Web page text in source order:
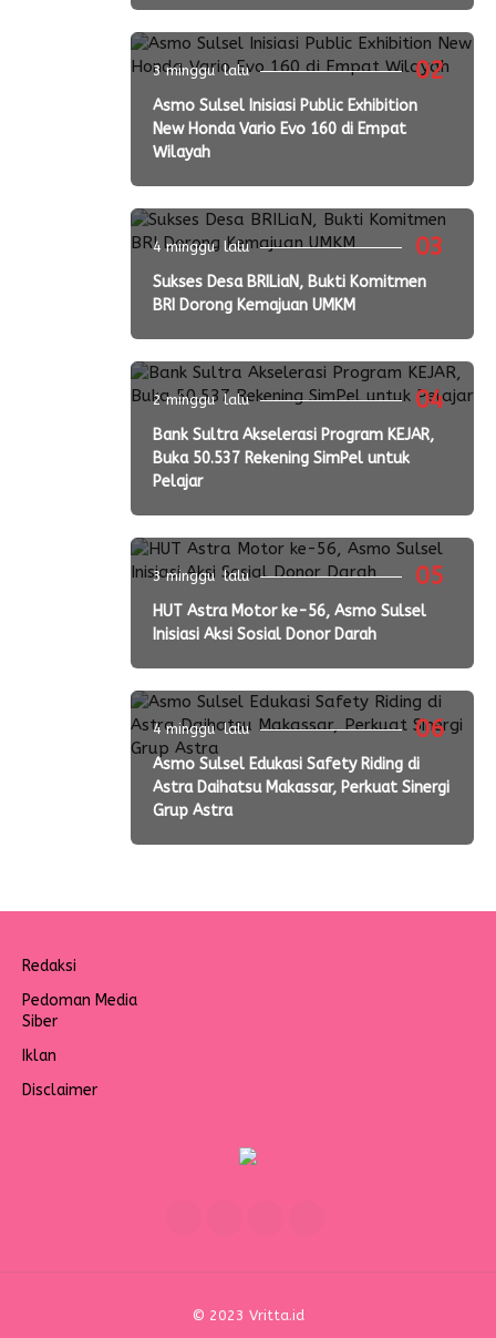
02
3 minggu lalu
Asmo Sulsel Inisiasi Public Exhibition
New Honda Vario Evo 160 di Empat
Wilayah
03
4 minggu lalu
Sukses Desa BRILiaN, Bukti Komitmen
BRI Dorong Kemajuan UMKM
04
2 minggu lalu
Bank Sultra Akselerasi Program KEJAR,
Buka 50.537 Rekening SimPel untuk
Pelajar
05
3 minggu lalu
HUT Astra Motor ke-56, Asmo Sulsel
Inisiasi Aksi Sosial Donor Darah
06
4 minggu lalu
Asmo Sulsel Edukasi Safety Riding di
Astra Daihatsu Makassar, Perkuat Sinergi
Grup Astra
Redaksi
Pedoman Media
Siber
Iklan
Disclaimer
© 2023 Vritta.id